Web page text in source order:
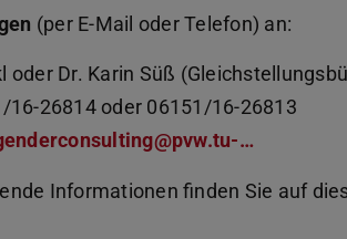
(per E-Mail oder Telefon) an:
oder Dr. Karin Süß
16-26814 oder 06151/16-26813
…
Informationen finden Sie auf